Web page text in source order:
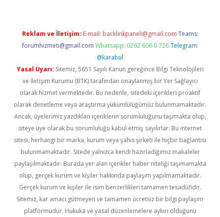
Reklam ve İletişim: E-mail: backlinkpaneli@gmail.com Teams:
forumhizmeti@gmail.com Whatsapp: 0262 606 0 726 Telegram:
@karabul
Yasal Uyarı: Sitemiz, 5651 Sayılı Kanun gereğince Bilgi Teknolojileri
ve İletişim Kurumu (BTK) tarafından onaylanmış bir Yer Sağlayıcı
olarak hizmet vermektedir. Bu nedenle, sitedeki içerikleri proaktif
olarak denetleme veya araştırma yükümlülüğümüz bulunmamaktadır.
Ancak, üyelerimiz yazdıkları içeriklerin sorumluluğunu taşımakta olup,
siteye üye olarak bu sorumluluğu kabul etmiş sayılırlar. Bu internet
sitesi, herhangi bir marka, kurum veya şahıs şirketi ile hiçbir bağlantısı
bulunmamaktadır. Sitede yalnızca kendi hazırladığımız makaleler
paylaşılmaktadır. Burada yer alan içerikler haber niteliği taşımamakta
olup, gerçek kurum ve kişiler hakkında paylaşım yapılmamaktadır.
Gerçek kurum ve kişiler ile isim benzerlikleri tamamen tesadüfidir.
Sitemiz, kar amacı gütmeyen ve tamamen ücretsiz bir bilgi paylaşım
platformudur. Hukuka ve yasal düzenlemelere aykırı olduğunu